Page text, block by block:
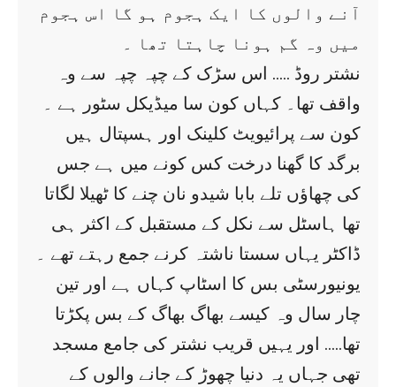
آنے والوں کا ایک ہجوم ہو گا اس ہجوم
میں وہ گم ہونا چاہتا تھا ۔
نشتر روڈ ….. اس سڑک کے چپہ چپہ سے وہ
واقف تھا۔ کہاں کون سا میڈیکل سٹور ہے ۔
کون سے پرائیویٹ کلینک اور ہسپتال ہیں
برگد کا گھنا درخت کس کونے میں ہے جس
کی چھاؤں تلے بابا شیدو نان چنے کا ٹھیلا لگاتا
تھا ہاسٹل سے نکل کے مستقبل کے اکثر ہی
ڈاکٹر یہاں سستا ناشتہ کرنے جمع رہتے تھے ۔
یونیورسٹی بس کا اسٹاپ کہاں ہے اور تین
چار سال وہ کیسے بھاگ بھاگ کے بس پکڑتا
تھا….. اور یہیں قریب نشتر کی جامع مسجد
تھی جہاں یہ دنیا چھوڑ کے جانے والوں کے